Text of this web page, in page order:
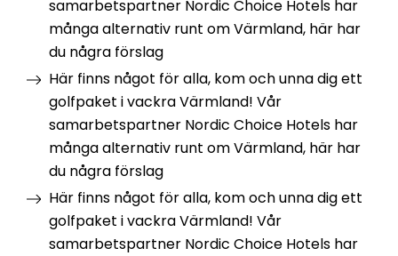
samarbetspartner Nordic Choice Hotels har
många alternativ runt om Värmland, här har
du några förslag
Här finns något för alla, kom och unna dig ett
golfpaket i vackra Värmland! Vår
samarbetspartner Nordic Choice Hotels har
många alternativ runt om Värmland, här har
du några förslag
Här finns något för alla, kom och unna dig ett
golfpaket i vackra Värmland! Vår
samarbetspartner Nordic Choice Hotels har